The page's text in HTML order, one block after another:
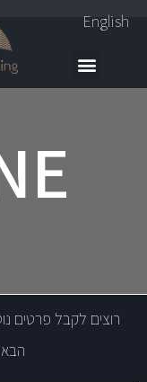
English
רוצים לקבל פרטים